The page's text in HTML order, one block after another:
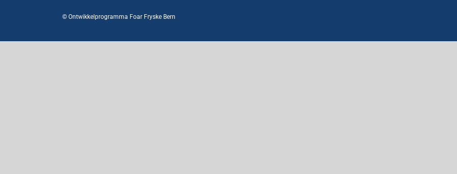
© Ontwikkelprogramma Foar Fryske Bern